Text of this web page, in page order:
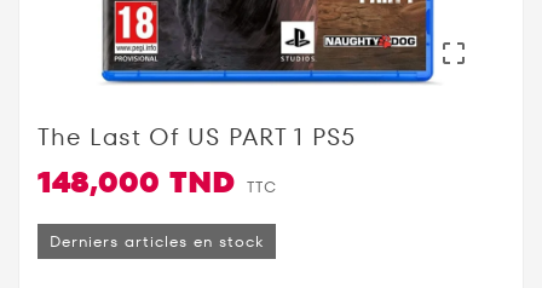

The Last Of US PART 1 PS5
148,000 TND TTC
Derniers articles en stock